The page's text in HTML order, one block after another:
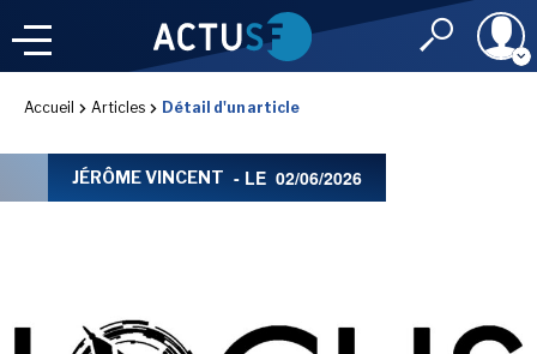
Mot de passe
CONNEXION
Accueil Articles Détail d'un article
JÉRÔME VINCENT - LE 02/06/2026